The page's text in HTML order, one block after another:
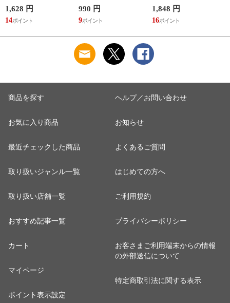
止 グッズ 夏 備長炭
メッシュサポーター
1,628 円
14
対応 レンジ 割れな
い 軽い 木目 Natule
レンジ手付木目椀 L
990 円
9
い ベーシックカラー
ゆったりメッシュメ
ンズ5本指ソックス
1,848 円
16
商品を探す
お気に入り商品
最近チェックした商品
取り扱いジャンル一覧
取り扱い店舗一覧
おすすめ記事一覧
カート
マイページ
ポイント表示設定
ヘルプ／お問い合わせ
お知らせ
よくあるご質問
はじめての方へ
ご利用規約
プライバシーポリシー
お客さまご利用端末からの情報
の外部送信について
特定商取引法に関する表示